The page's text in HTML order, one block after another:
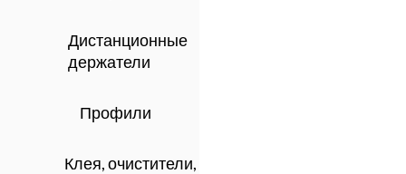
Дистанционные
держатели
Профили
Клея, очистители,